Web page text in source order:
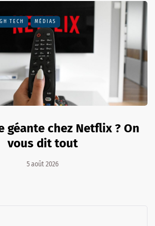
TECH MÉDIAS
géante chez Netflix ? On
vous dit tout
5 août 2026